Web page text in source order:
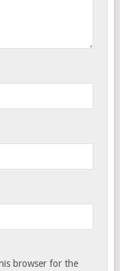
browser for the